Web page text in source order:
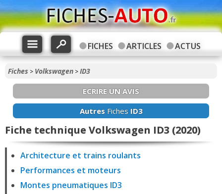
FICHES ARTICLES ACTUS
Fiches > Volkswagen >ID3
ECRIRE UN AVIS
AutresFiches ID3
Fiche technique Volkswagen ID3 (2020)
Architecture et trains roulants
Performances et moteurs
Montes pneumatiques ID3